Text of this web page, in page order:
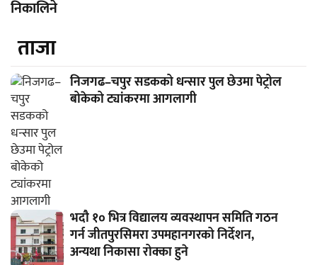
निकालिने
ताजा
निजगढ–चपुर सडकको धन्सार पुल छेउमा पेट्रोल
बोकेको ट्यांकरमा आगलागी
भदौ १० भित्र विद्यालय व्यवस्थापन समिति गठन
गर्न जीतपुरसिमरा उपमहानगरको निर्देशन,
अन्यथा निकासा रोक्का हुने